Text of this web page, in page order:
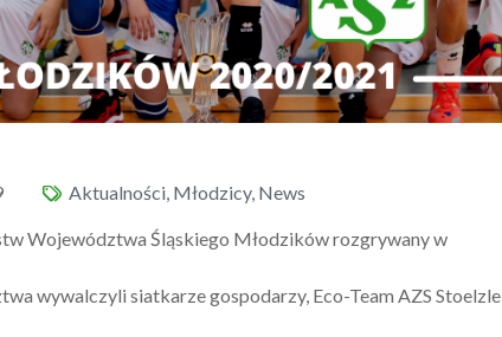
Aktualności, Młodzicy, News
Województwa Śląskiego Młodzików rozgrywany w
wywalczyli siatkarze gospodarzy, Eco-Team AZS Stoelzle